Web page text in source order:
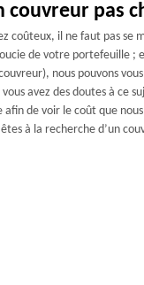
couvreur pas
coûteux, il ne faut pas se
de votre portefeuille ;
nous pouvons
avez des doutes à ce
de voir le coût que
à la recherche d’un